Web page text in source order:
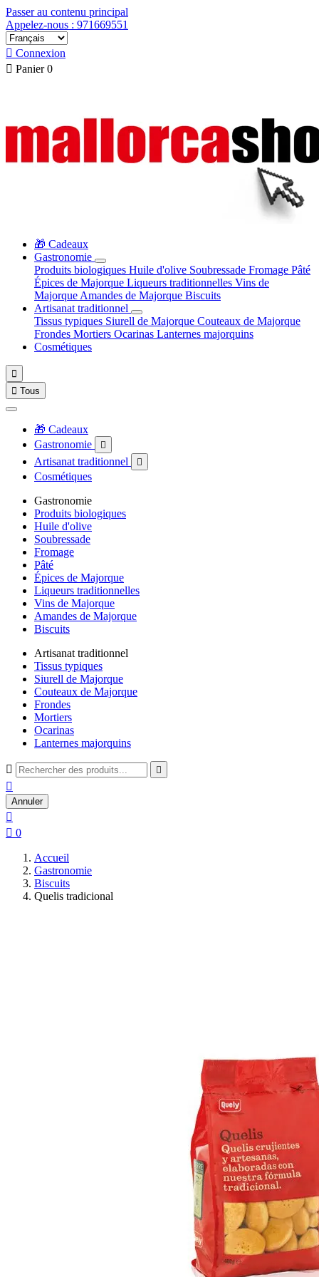
Passer au contenu principal
Appelez-nous : 971669551
 Connexion
 Panier 0
🎁 Cadeaux
Gastronomie
Produits biologiques Huile d'olive Soubressade Fromage Pâté
Épices de Majorque Liqueurs traditionnelles Vins de
Majorque Amandes de Majorque Biscuits
Artisanat traditionnel
Tissus typiques Siurell de Majorque Couteaux de Majorque
Frondes Mortiers Ocarinas Lanternes majorquins
Cosmétiques

 Tous
🎁 Cadeaux
Gastronomie

Artisanat traditionnel 
Cosmétiques
Gastronomie
Produits biologiques
Huile d'olive
Soubressade
Fromage
Pâté
Épices de Majorque
Liqueurs traditionnelles
Vins de Majorque
Amandes de Majorque
Biscuits
Artisanat traditionnel
Tissus typiques
Siurell de Majorque
Couteaux de Majorque
Frondes
Mortiers
Ocarinas
Lanternes majorquins
 

Annuler

 0
Accueil
Gastronomie
Biscuits
Quelis tradicional